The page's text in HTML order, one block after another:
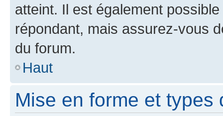
atteint. Il est également
répondant, mais assurez-vous
du forum.
Haut
Mise en forme et types